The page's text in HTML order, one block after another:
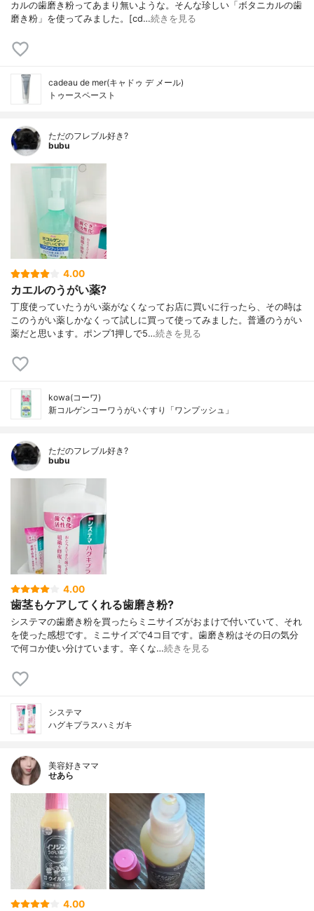
カルの歯磨き粉ってあまり無いような。そんな珍しい「ボタニカルの歯
磨き粉」を使ってみました。[cd…続きを見る
cadeau de mer(キャドゥ デ メール)
トゥースペースト
ただのフレブル好き?
bubu
4.00
カエルのうがい薬?
丁度使っていたうがい薬がなくなってお店に買いに行ったら、その時は
このうがい薬しかなくって試しに買って使ってみました。普通のうがい
薬だと思います。ポンプ1押しで5…続きを見る
kowa(コーワ)
新コルゲンコーワうがいぐすり「ワンプッシュ」
ただのフレブル好き?
bubu
4.00
歯茎もケアしてくれる歯磨き粉?
システマの歯磨き粉を買ったらミニサイズがおまけで付いていて、それ
を使った感想です。ミニサイズで4コ目です。歯磨き粉はその日の気分
で何コか使い分けています。辛くな…続きを見る
システマ
ハグキプラスハミガキ
美容好きママ
せあら
4.00